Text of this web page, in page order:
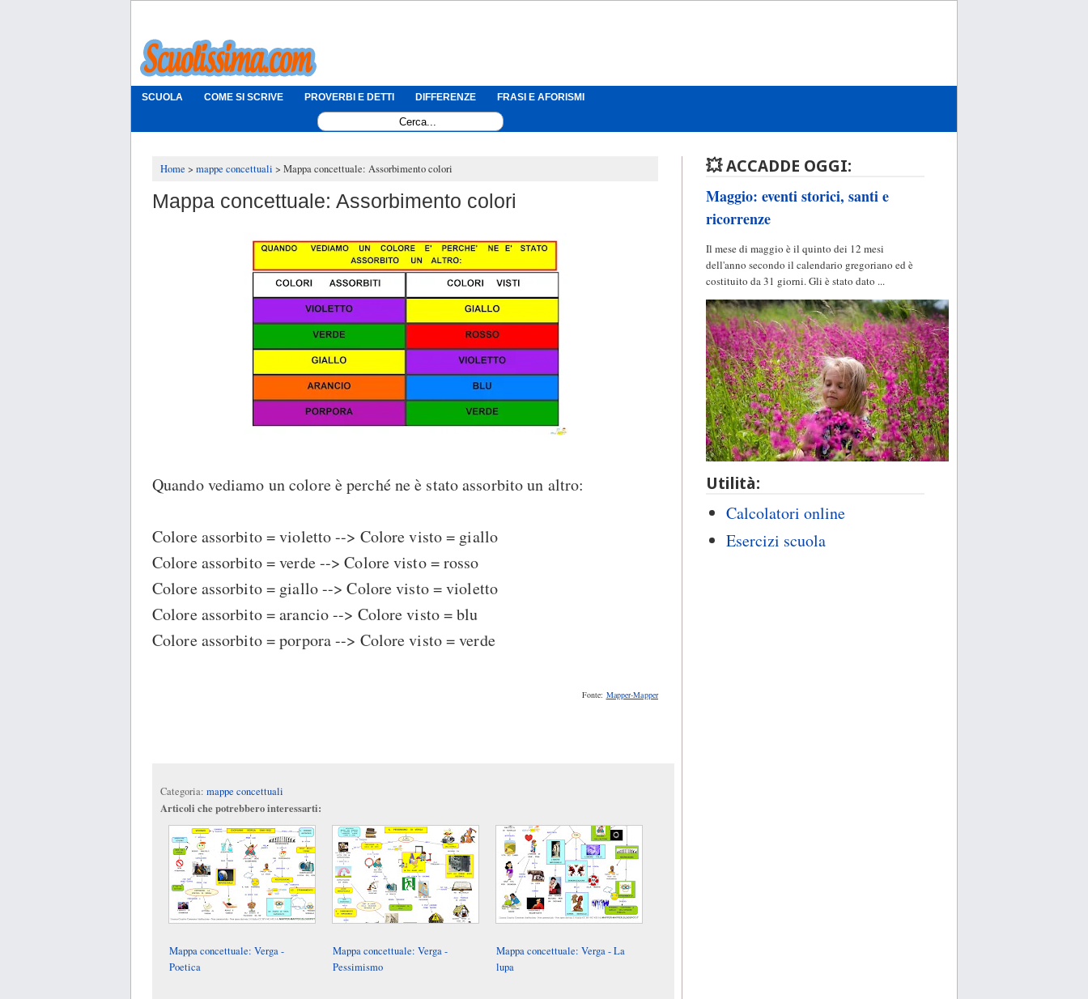
SCUOLA COME SI SCRIVE PROVERBI E DETTI DIFFERENZE FRASI E AFORISMI
Home mappe concettuali Mappa concettuale: Assorbimento colori
Mappa concettuale: Assorbimento colori
Quando vediamo un colore è perché ne è stato assorbito un altro:
Colore assorbito = violetto --> Colore visto = giallo
Colore assorbito = verde --> Colore visto = rosso
Colore assorbito = giallo --> Colore visto = violetto
Colore assorbito = arancio --> Colore visto = blu
Colore assorbito = porpora --> Colore visto = verde
Fonte: Mapper-Mapper
Categoria: mappe concettuali
Articoli che potrebbero interessarti:
Mappa concettuale: Verga -
Poetica
Mappa concettuale: Verga -
Pessimismo
Mappa concettuale: Verga - La
lupa
💥 ACCADDE OGGI:
Maggio: eventi storici, santi e
ricorrenze
Il mese di maggio è il quinto dei 12 mesi
dell'anno secondo il calendario gregoriano ed è
costituito da 31 giorni. Gli è stato dato ...
Utilità:
Calcolatori online
Esercizi scuola